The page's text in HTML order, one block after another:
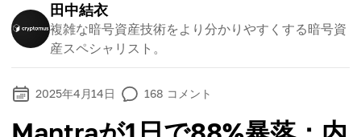
田中結衣
複雑な暗号資産技術をより分かりやすくする暗号資
産スペシャリスト。
2025年4月14日 168 コメント